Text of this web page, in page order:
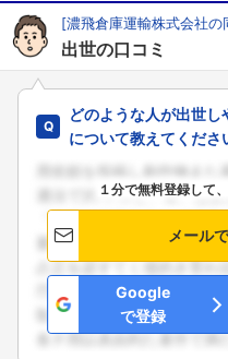
フォロ
[濃飛倉庫運輸株式会社の
出世の口コミ
どのような人が出世
について教えてくださ
１分で無料登録して
メール
Google
で登録